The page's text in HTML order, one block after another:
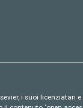
i suoi